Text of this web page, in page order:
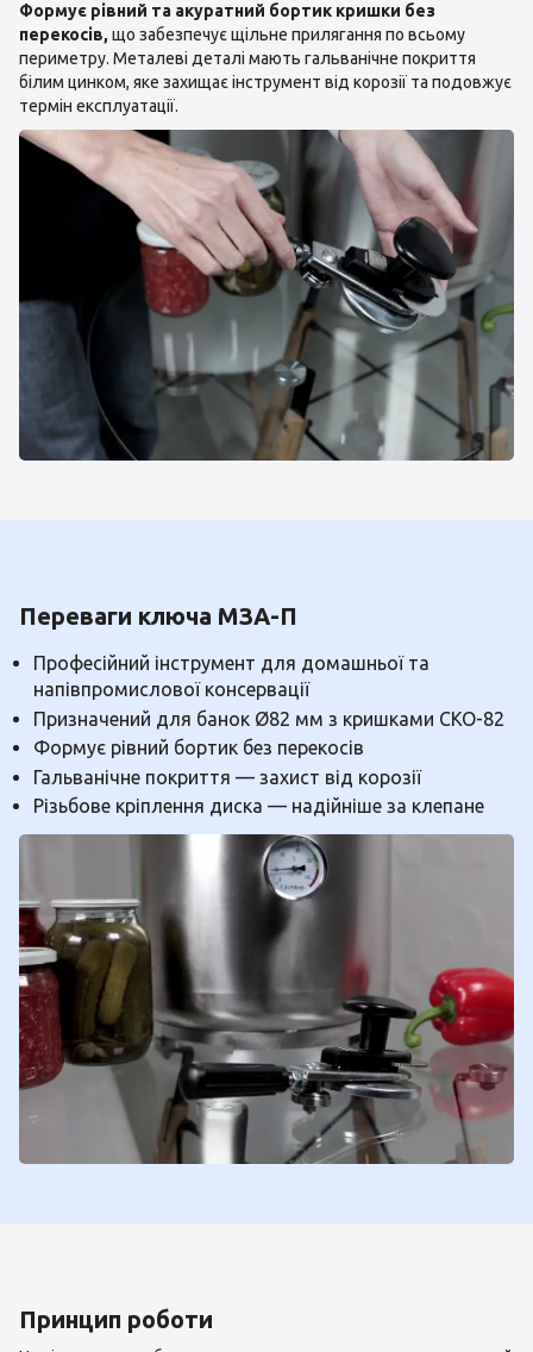
Формує рівний та акуратний бортик кришки без
перекосів,що забезпечує щільне прилягання по всьому
периметру. Металеві деталі мають гальванічне покриття
білим цинком, яке захищає інструмент від корозії та подовжує
термін експлуатації.
Переваги ключа МЗА-П
Професійний інструмент для домашньої та
напівпромислової консервації
Призначений для банок Ø82 мм з кришками СКО-82
Формує рівний бортик без перекосів
Гальванічне покриття — захист від корозії
Різьбове кріплення диска — надійніше за клепане
Принцип роботи